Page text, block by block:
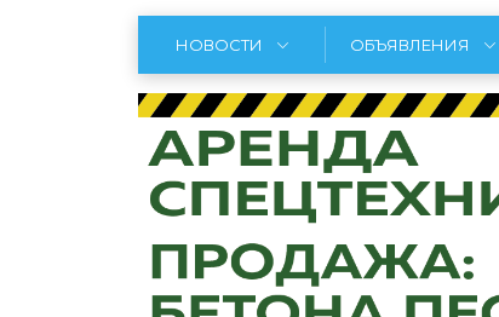
НОВОСТИ ОБЪЯВЛЕНИЯ